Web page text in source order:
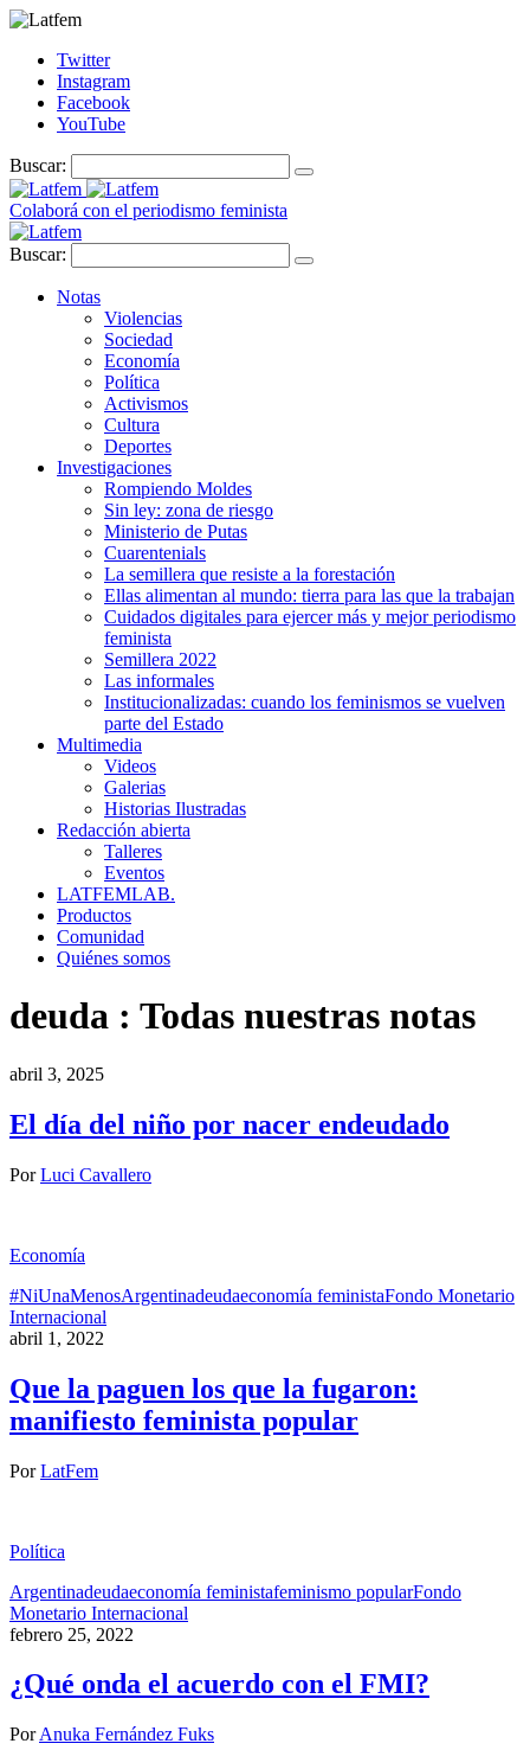
Twitter
Instagram
Facebook
YouTube
Buscar:
Colaborá con el periodismo feminista
Buscar:
Notas
Violencias
Sociedad
Economía
Política
Activismos
Cultura
Deportes
Investigaciones
Rompiendo Moldes
Sin ley: zona de riesgo
Ministerio de Putas
Cuarentenials
La semillera que resiste a la forestación
Ellas alimentan al mundo: tierra para las que la trabajan
Cuidados digitales para ejercer más y mejor periodismo
feminista
Semillera 2022
Las informales
Institucionalizadas: cuando los feminismos se vuelven
parte del Estado
Multimedia
Videos
Galerias
Historias Ilustradas
Redacción abierta
Talleres
Eventos
LATFEMLAB.
Productos
Comunidad
Quiénes somos
deuda : Todas nuestras notas
abril 3, 2025
El día del niño por nacer endeudado
PorLuci Cavallero
Economía
#NiUnaMenosArgentinadeudaeconomía feministaFondo Monetario
Internacional
abril 1, 2022
Que la paguen los que la fugaron:
manifiesto feminista popular
PorLatFem
Política
Argentinadeudaeconomía feministafeminismo popularFondo
Monetario Internacional
febrero 25, 2022
¿Qué onda el acuerdo con el FMI?
PorAnuka Fernández Fuks